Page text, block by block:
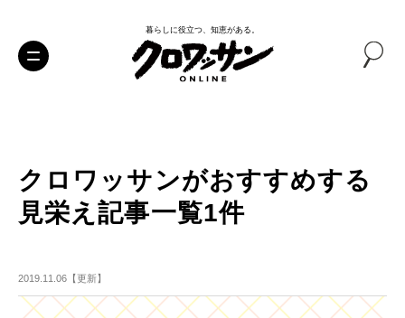
暮らしに役立つ、知恵がある。
クロワッサンがおすすめする
見栄え記事一覧1件
2019.11.06【更新】